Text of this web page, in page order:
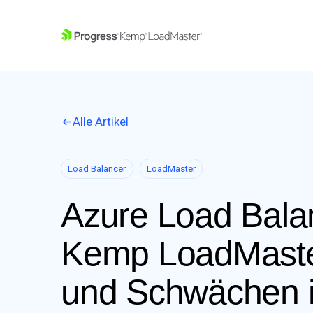
Alle Artikel
Load Balancer LoadMaster
Azure Load
Kemp
und Schwächen